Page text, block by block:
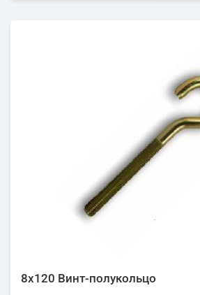
8х120 Винт-полукольцо